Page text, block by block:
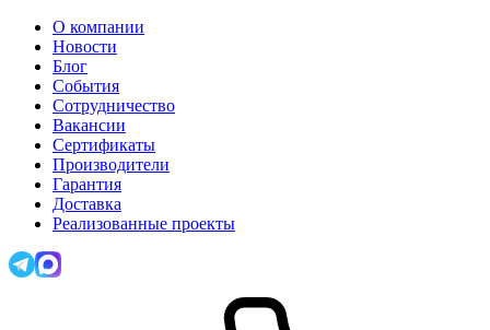
О компании
Новости
Блог
События
Сотрудничество
Вакансии
Сертификаты
Производители
Гарантия
Доставка
Реализованные проекты